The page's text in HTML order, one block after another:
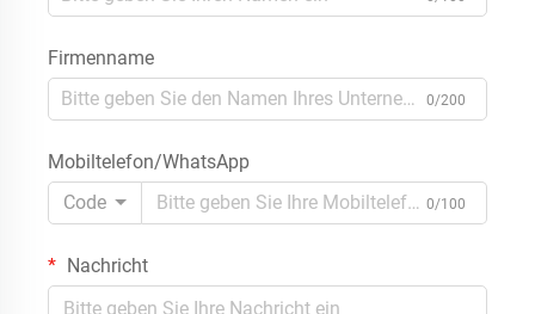
Firmenname
0/200
Mobiltelefon/WhatsApp
Code
0/100
Nachricht